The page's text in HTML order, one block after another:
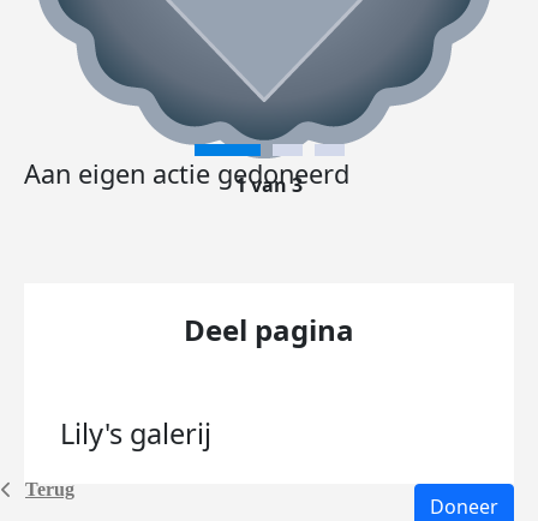
Terug
Aan eigen actie gedoneerd
1 van 3
Deel pagina
Lily's galerij
Doneer